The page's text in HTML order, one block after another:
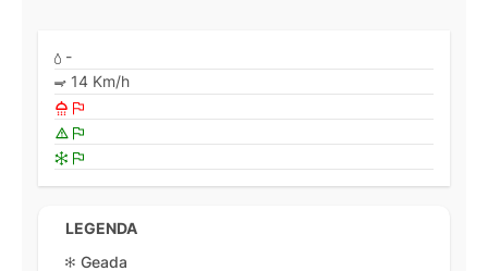
-
14 Km/h
LEGENDA
Geada